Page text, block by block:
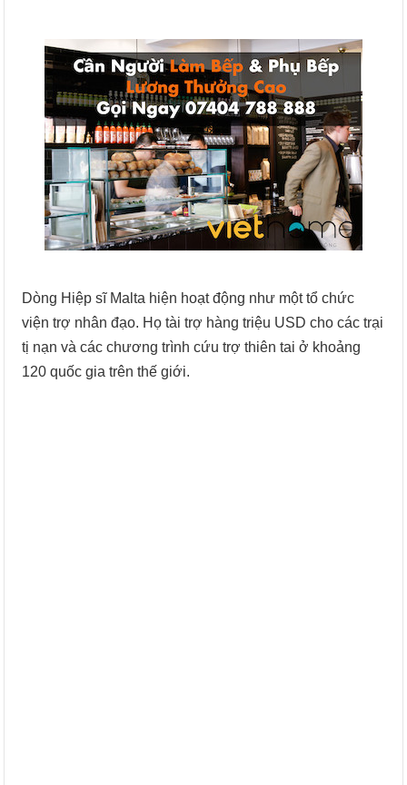
Dòng Hiệp sĩ Malta hiện hoạt động như một tổ chức
viện trợ nhân đạo. Họ tài trợ hàng triệu USD cho các trại
tị nạn và các chương trình cứu trợ thiên tai ở khoảng
120 quốc gia trên thế giới.